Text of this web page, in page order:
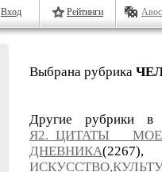
Вход Рейтинги
Выбрана рубрика
Другие рубрики
Я2._ЦИТАТЫ
ДНЕВНИКА